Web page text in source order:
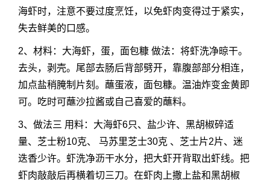
海虾时，注意不要过度烹饪，以免虾肉变得过于紧实，
失去鲜美的口感。
2、材料：大海虾，蛋，面包糠 做法：将虾洗净晾干。
去头，剥壳。尾部去肠后背部劈开，靠腹部部分相连，
加点盐稍腌制片刻。蘸蛋液，面包糠。温油炸变金黄即
可。吃时可蘸沙拉酱或自己喜爱的蘸料。
3、做法三 用料：大海虾6只、盐少许、黑胡椒碎适
量、芝士粉10克、 马苏里芝士30克 、芝士片2片、迷
迭香少许。虾洗净沥干水分，把大虾开背取出虾线。把
虾肉敲敲后再横着切三刀。在虾肉上撒上盐和黑胡椒